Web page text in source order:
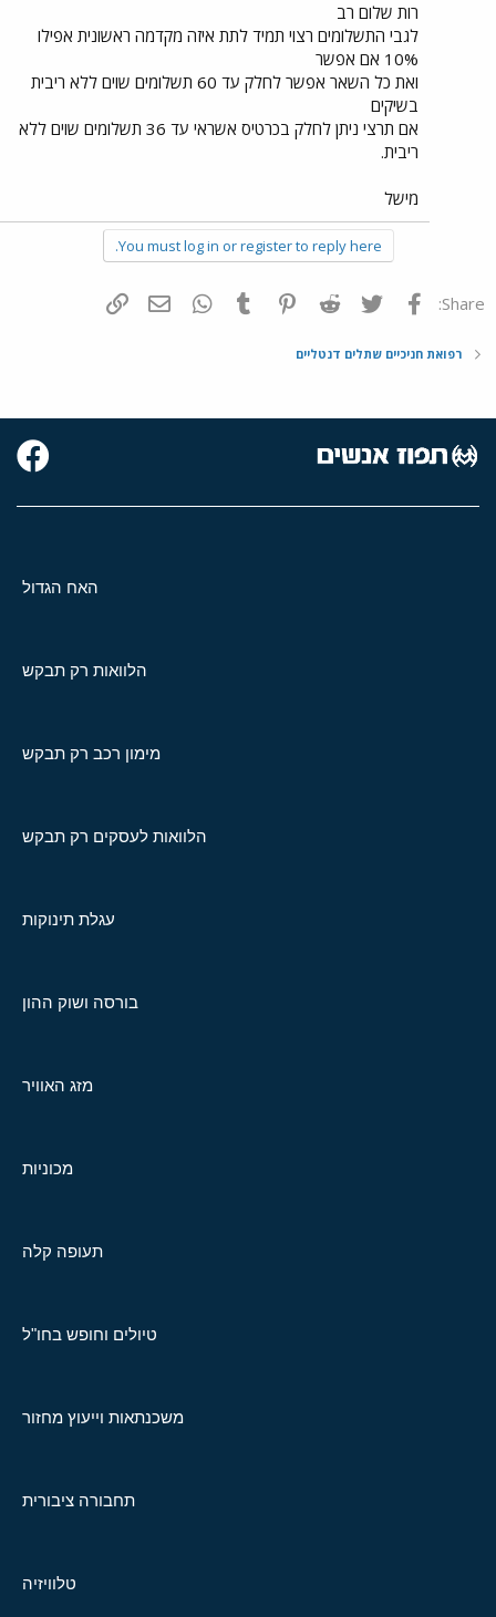
רות שלום רב
לגבי התשלומים רצוי תמיד לתת איזה מקדמה ראשונית אפילו
10% אם אפשר
ואת כל השאר אפשר לחלק עד 60 תשלומים שוים ללא ריבית
בשיקים
אם תרצי ניתן לחלק בכרטיס אשראי עד 36 תשלומים שוים ללא
ריבית.
מישל
You must log in or register to reply here.
Share: פייסבוק Twitter
Reddit
Pinterest
Tumblr
WhatsAppדואר אלקטרוני
רפואת חניכיים שתלים דנטליים
האח הגדול
הלוואות רק תבקש
מימון רכב רק תבקש
הלוואות לעסקים רק תבקש
עגלת תינוקות
בורסה ושוק ההון
מזג האוויר
מכוניות
תעופה קלה
טיולים וחופש בחו"ל
משכנתאות וייעוץ מחזור
תחבורה ציבורית
טלוויזיה